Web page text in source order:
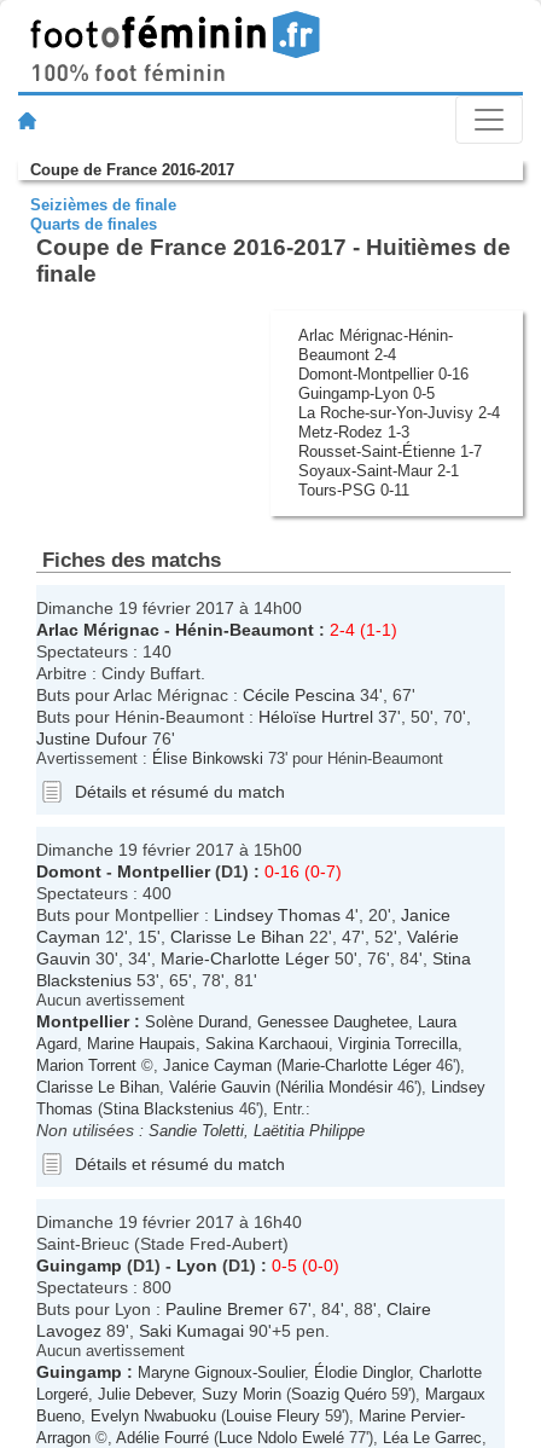
Coupe de France 2016-2017
Seizièmes de finale
Quarts de finales
Coupe de France 2016-2017 - Huitièmes de
finale
Arlac Mérignac-Hénin-
Beaumont 2-4
Domont-Montpellier 0-16
Guingamp-Lyon 0-5
La Roche-sur-Yon-Juvisy 2-4
Metz-Rodez 1-3
Rousset-Saint-Étienne 1-7
Soyaux-Saint-Maur 2-1
Tours-PSG 0-11
Fiches des matchs
Dimanche 19 février 2017 à 14h00
Arlac Mérignac - Hénin-Beaumont : 2-4 (1-1)
Spectateurs : 140
Arbitre : Cindy Buffart.
Buts pour Arlac Mérignac : Cécile Pescina 34', 67'
Buts pour Hénin-Beaumont : Héloïse Hurtrel 37', 50', 70',
Justine Dufour 76'
Avertissement : Élise Binkowski 73' pour Hénin-Beaumont
Détails et résumé du match
Dimanche 19 février 2017 à 15h00
Domont - Montpellier(D1) : 0-16 (0-7)
Spectateurs : 400
Buts pour Montpellier : Lindsey Thomas 4', 20', Janice
Cayman 12', 15', Clarisse Le Bihan 22', 47', 52', Valérie
Gauvin 30', 34', Marie-Charlotte Léger 50', 76', 84', Stina
Blackstenius 53', 65', 78', 81'
Aucun avertissement
Montpellier: Solène Durand Genessee Daughetee
Laura
Agard
Marine Haupais Sakina Karchaoui Virginia Torrecilla
Marion Torrent ©, Janice Cayman (Marie-Charlotte Léger 46'),
Clarisse Le Bihan Valérie Gauvin (Nérilia Mondésir 46'),
Lindsey
Thomas (Stina Blackstenius 46'), Entr.:
Non utilisées : Sandie Toletti Laëtitia Philippe
Détails et résumé du match
Dimanche 19 février 2017 à 16h40
Saint-Brieuc (Stade Fred-Aubert)
Guingamp (D1) - Lyon (D1) : 0-5 (0-0)
Spectateurs : 800
Buts pour Lyon : Pauline Bremer 67', 84', 88', Claire
Lavogez 89', Saki Kumagai 90'+5 pen.
Aucun avertissement
Guingamp : Maryne Gignoux-Soulier, Élodie Dinglor, Charlotte
Lorgeré Julie Debever, Suzy Morin (Soazig Quéro 59'),
Margaux
Bueno
Evelyn Nwabuoku ( Louise Fleury 59'),
Marine Pervier-
Arragon ©, Adélie Fourré ( Luce Ndolo Ewelé 77'), Léa Le Garrec